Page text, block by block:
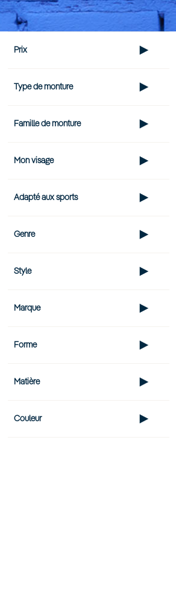
Prix
Type de monture
Famille de monture
Mon visage
Adapté aux sports
Genre
Style
Marque
Forme
Matière
Couleur